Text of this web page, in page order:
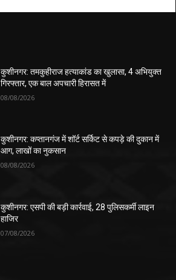
कुशीनगर: तमकुहीराज हत्याकांड का खुलासा, 4 अभियुक्त
गिरफ्तार, एक बाल अपचारी हिरासत में
08/08/2026
कुशीनगर: कप्तानगंज में शॉर्ट सर्किट से कपड़े की दुकान में
आग, लाखों का नुकसान
08/08/2026
कुशीनगर: एसपी की बड़ी कार्रवाई, 28 पुलिसकर्मी लाइन
हाजिर
07/08/2026